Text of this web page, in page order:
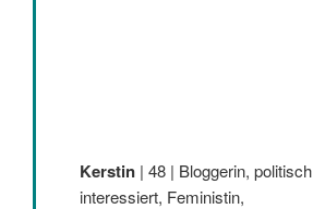
Kerstin | 48 | Bloggerin, politisch
interessiert, Feministin,